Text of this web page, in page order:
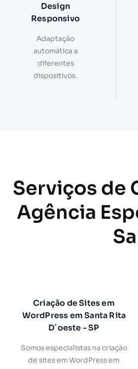
Design
Responsivo
Adaptação
automática a
diferentes
dispositivos.
Serviços de
Agência
Criação de Sites em
WordPress em Santa Rita
D´oeste - SP
Somos especialistas na criação
de sites em WordPress em